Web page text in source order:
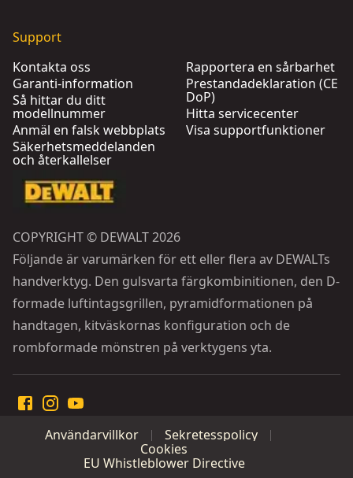
Support
Kontakta oss
Garanti-information
Så hittar du ditt
modellnummer
Anmäl en falsk webbplats
Säkerhetsmeddelanden
och återkallelser
Rapportera en sårbarhet
Prestandadeklaration (CE
DoP)
Hitta servicecenter
Visa supportfunktioner
COPYRIGHT © DEWALT 2026
Följande är varumärken för ett eller flera av DEWALTs
handverktyg. Den gulsvarta färgkombinitionen, den D-
formade luftintagsgrillen, pyramidformationen på
handtagen, kitväskornas konfiguration och de
rombformade mönstren på verktygens yta.
Användarvillkor
Sekretesspolicy
Cookies
EU Whistleblower Directive